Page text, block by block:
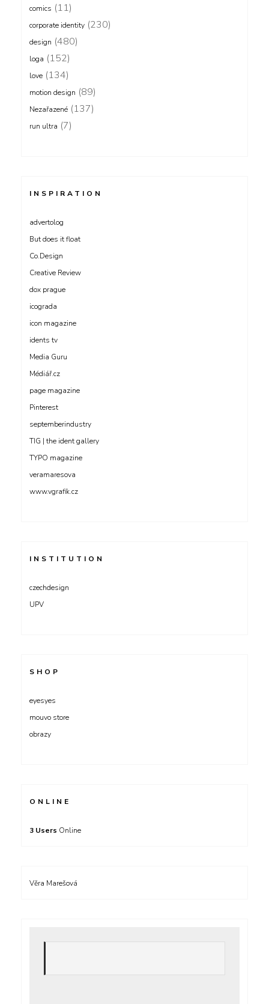
comics (11)
corporate identity (230)
design (480)
loga (152)
love (134)
motion design (89)
Nezařazené (137)
run ultra (7)
INSPIRATION
advertolog
But does it float
Co.Design
Creative Review
dox prague
icograda
icon magazine
idents tv
Media Guru
Médiář.cz
page magazine
Pinterest
septemberindustry
TIG | the ident gallery
TYPO magazine
veramaresova
www.vgrafik.cz
INSTITUTION
czechdesign
UPV
SHOP
eyesyes
mouvo store
obrazy
ONLINE
3 Users Online
Věra Marešová